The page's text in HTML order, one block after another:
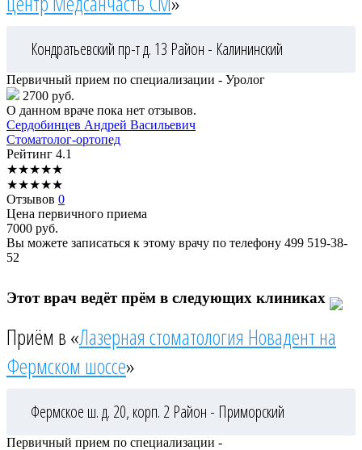
Кондратьевский пр-т д. 13 Район - Калининский
Первичный прием по специализации - Уролог
2700 руб.
О данном враче пока нет отзывов.
Сердобинцев Андрей Васильевич
Стоматолог-ортопед
Рейтинг 4.1
★★★★★
★★★★★
Отзывов 0
Цена первичного приема
7000 руб.
Вы можете записаться к этому врачу по телефону 499 519-38-
52
Этот врач ведёт прём в следующих клиниках
Приём в «Лазерная стоматология Новадент на
Фермском шоссе»
Фермское ш. д. 20, корп. 2 Район - Приморский
Первичный прием по специализации -